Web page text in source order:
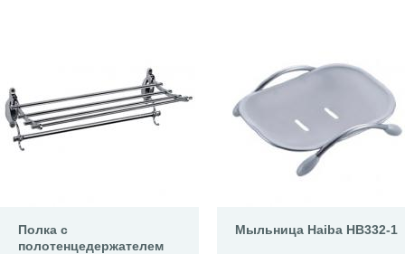
Полка с
полотенцедержателем
Мыльница Haiba HB332-1